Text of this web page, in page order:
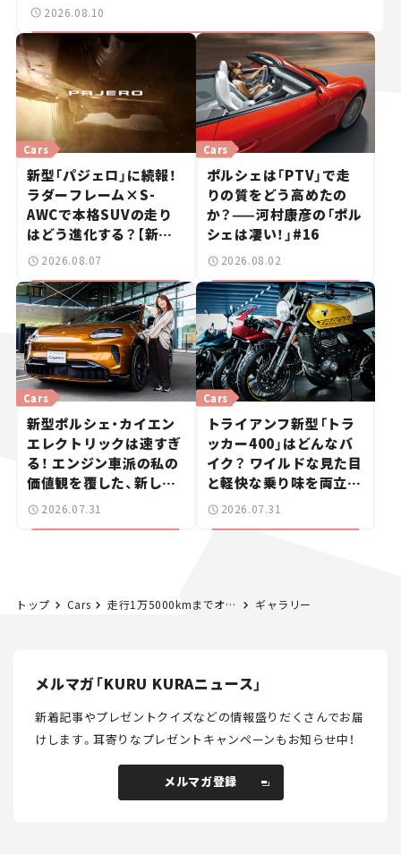
2026.08.10
新型「パジェロ」に続報！
ラダーフレーム×S-
AWCで本格SUVの走り
はどう進化する？【新車
ニュース】
Cars
2026.08.07
ポルシェは「PTV」で走
りの質をどう高めたの
か？——河村康彦の「ポル
シェは凄い！」#16
Cars
2026.08.02
新型ポルシェ・カイエン
エレクトリックは速すぎ
る！ エンジン車派の私の
価値観を覆した、新しい
ポルシェの走り。
Cars
2026.07.31
トライアンフ新型「トラ
ッカー400」はどんなバ
イク？ ワイルドな見た目
と軽快な乗り味を両立し
た400ccフラットトラッ
Cars
2026.07.31
トップ Cars 走行1万5000kmまでオイル交換不要!? 実力は“フェラーリF1”お墨付き、シェルが発表した新エンジンオイルが、僕らのカーライフを豊かにする ギャラリー
メルマガ「KURU KURAニュース」
新着記事やプレゼントクイズなどの情報盛りだくさんでお届
けします。耳寄りなプレゼントキャンペーンもお知らせ中！
メルマガ登録